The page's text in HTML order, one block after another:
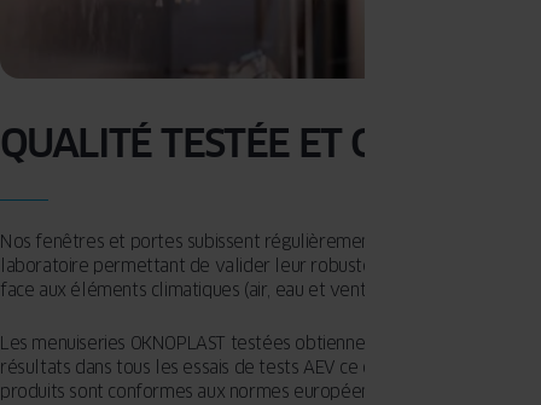
QUALITÉ TESTÉE ET CERTIFIÉE
Nos fenêtres et portes subissent régulièrement différents tests en
laboratoire permettant de valider leur robustesse et leur résistance
face aux éléments climatiques (air, eau et vent).
Les menuiseries OKNOPLAST testées obtiennent d’excellents
résultats dans tous les essais de tests AEV ce qui confirme que nos
produits sont conformes aux normes européennes.